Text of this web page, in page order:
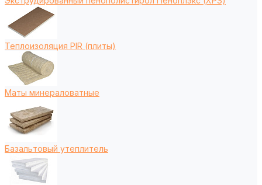
Теплоизоляция PIR (плиты)
Маты минераловатные
Базальтовый утеплитель